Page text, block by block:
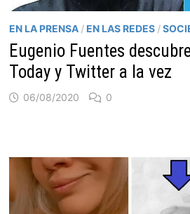
EN LA PRENSA / EN LAS REDES /
Eugenio Fuentes
Today y Twitter a la vez
06/08/2020 0